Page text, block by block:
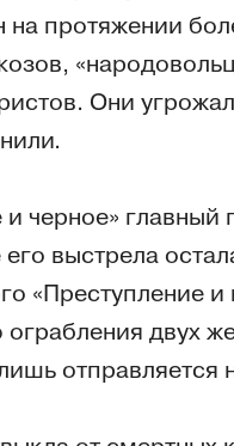
протяжении
Они
черное» главный
выстрела
«Преступление и
двух
отправляется